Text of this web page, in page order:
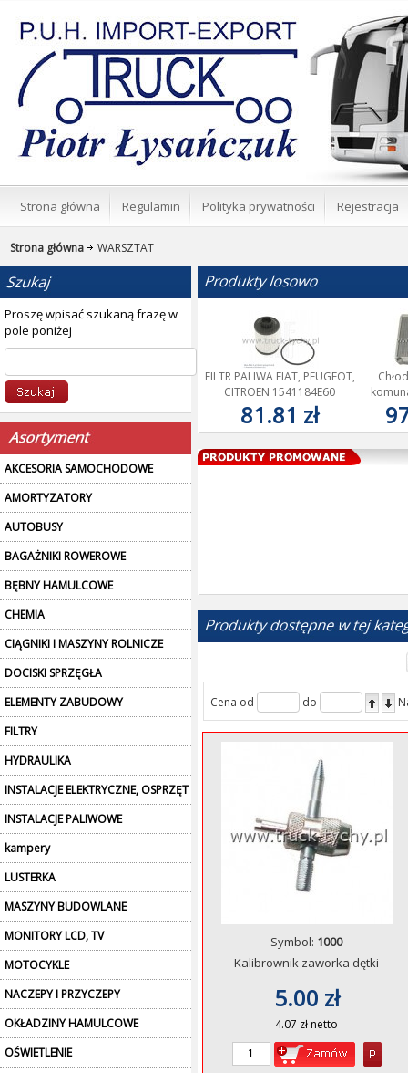
Strona główna Regulamin Polityka prywatności Rejestracja
Strona główna WARSZTAT
Proszę wpisać szukaną frazę w
pole poniżej
AKCESORIA SAMOCHODOWE
AMORTYZATORY
AUTOBUSY
BAGAŻNIKI ROWEROWE
BĘBNY HAMULCOWE
CHEMIA
CIĄGNIKI I MASZYNY ROLNICZE
DOCISKI SPRZĘGŁA
ELEMENTY ZABUDOWY
FILTRY
HYDRAULIKA
INSTALACJE ELEKTRYCZNE, OSPRZĘT
INSTALACJE PALIWOWE
kampery
LUSTERKA
MASZYNY BUDOWLANE
MONITORY LCD, TV
MOTOCYKLE
NACZEPY I PRZYCZEPY
OKŁADZINY HAMULCOWE
OŚWIETLENIE
FILTR PALIWA FIAT, PEUGEOT,
CITROEN 1541184E60
81.81 zł
Cena od do
Symbol: 1000
Kalibrownik zaworka dętki
5.00 zł
4.07 zł netto